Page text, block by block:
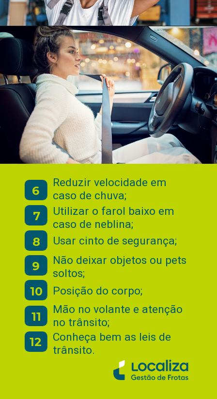
Reduzir velocidade em
caso de chuva;
6
Utilizar o farol baixo em
caso de neblina;
7
Usar cinto de segurança;
8
Não deixar objetos ou pets
soltos;
9
Posição do corpo;
10
Mão no volante e atenção
no trânsito;
11
Conheça bem as leis de
trânsito.
12